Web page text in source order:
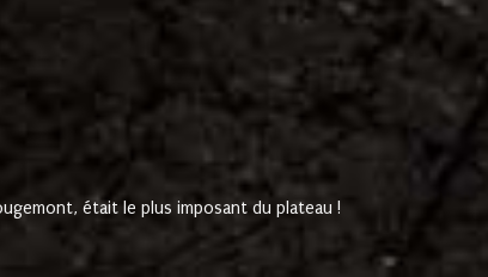
était le plus imposant du plateau !